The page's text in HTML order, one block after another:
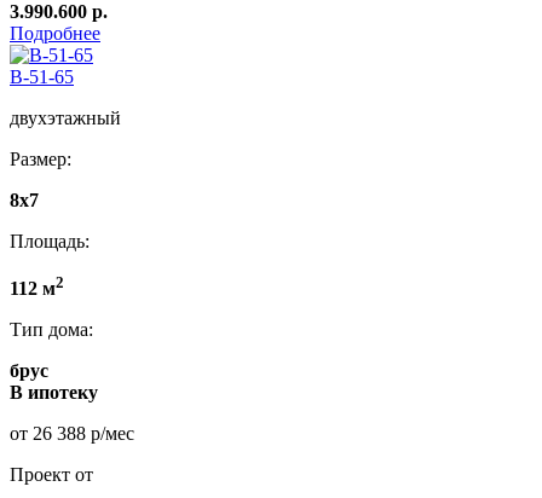
3.990.600 р.
Подробнее
B-51-65
двухэтажный
Размер:
8х7
Площадь:
112 м2
Тип дома:
брус
В ипотеку
от 26 388 р/мес
Проект от